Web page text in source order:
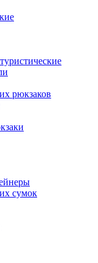
рюкзаков
сумок